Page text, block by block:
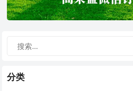
分类